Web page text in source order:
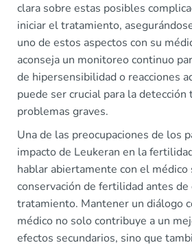
clara sobre estas posibles
iniciar el tratamiento,
uno de estos aspectos con su
aconseja un monitoreo continuo
de hipersensibilidad o reacciones
puede ser crucial para la detección
problemas graves.
Una de las preocupaciones de los
impacto de Leukeran en la
hablar abiertamente con el médico
conservación de fertilidad antes de
tratamiento. Mantener un diálogo
médico no solo contribuye a un
efectos secundarios, sino que